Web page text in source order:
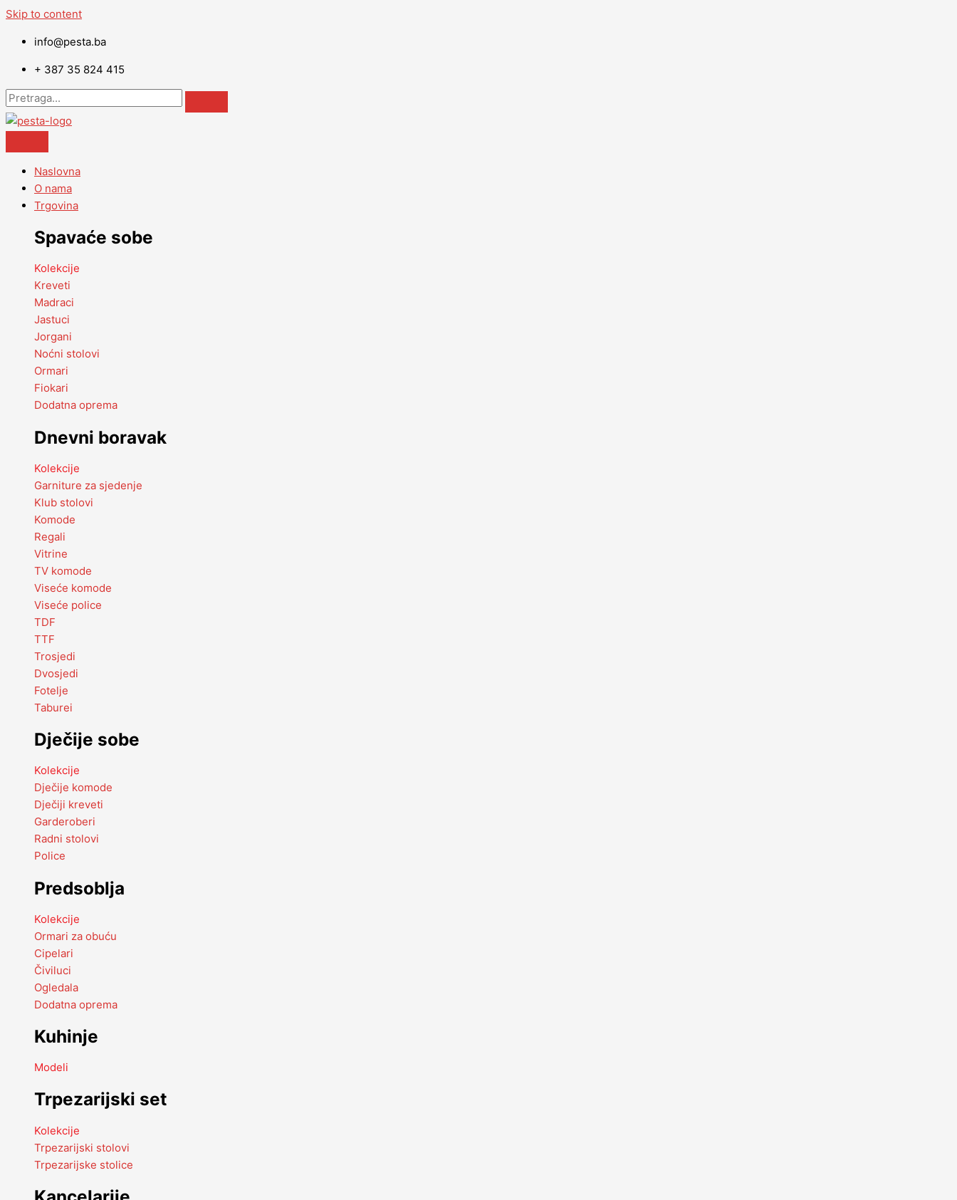
Skip to content
info@pesta.ba
+ 387 35 824 415
Naslovna
O nama
Trgovina
Spavaće sobe
Kolekcije
Kreveti
Madraci
Jastuci
Jorgani
Noćni stolovi
Ormari
Fiokari
Dodatna oprema
Dnevni boravak
Kolekcije
Garniture za sjedenje
Klub stolovi
Komode
Regali
Vitrine
TV komode
Viseće komode
Viseće police
TDF
TTF
Trosjedi
Dvosjedi
Fotelje
Taburei
Dječije sobe
Kolekcije
Dječije komode
Dječiji kreveti
Garderoberi
Radni stolovi
Police
Predsoblja
Kolekcije
Ormari za obuću
Cipelari
Čiviluci
Ogledala
Dodatna oprema
Kuhinje
Modeli
Trpezarijski set
Kolekcije
Trpezarijski stolovi
Trpezarijske stolice